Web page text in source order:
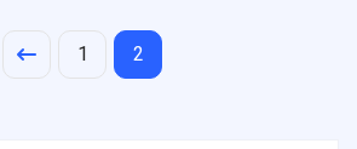
1 2